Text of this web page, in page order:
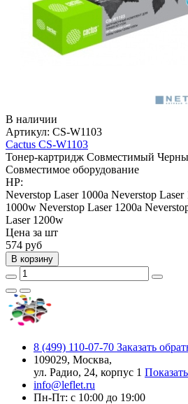
В наличии
Артикул: CS-W1103
Cactus CS-W1103
Тонер-картридж Совместимый
Совместимое оборудование
HP:
Neverstop Laser 1000a Neverstop Laser
1000w Neverstop Laser 1200a
Laser 1200w
Цена за шт
574 руб
В корзину
8 (499) 110-07-70 Заказать
109029, Москва,
ул. Радио, 24, корпус 1
info@leflet.ru
Пн-Пт: с 10:00 до 19:00